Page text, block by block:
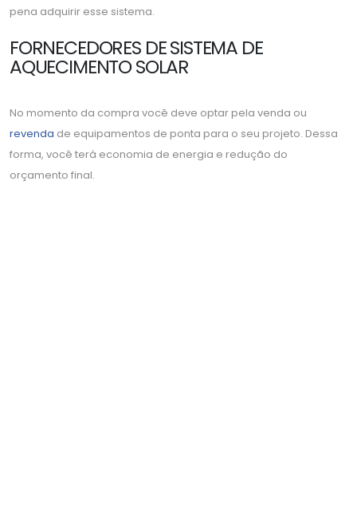
pena adquirir esse sistema.
FORNECEDORES DE SISTEMA DE
AQUECIMENTO SOLAR
No momento da compra você deve optar pela venda ou
revenda de equipamentos de ponta para o seu projeto. Dessa
forma, você terá economia de energia e redução do
orçamento final.